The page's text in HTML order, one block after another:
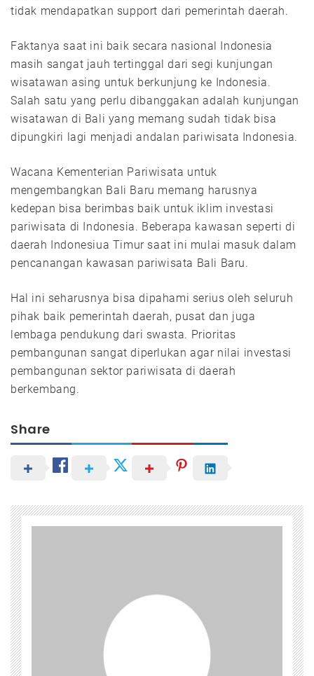
tidak mendapatkan support dari pemerintah daerah.
Faktanya saat ini baik secara nasional Indonesia
masih sangat jauh tertinggal dari segi kunjungan
wisatawan asing untuk berkunjung ke Indonesia.
Salah satu yang perlu dibanggakan adalah kunjungan
wisatawan di Bali yang memang sudah tidak bisa
dipungkiri lagi menjadi andalan pariwisata Indonesia.
Wacana Kementerian Pariwisata untuk
mengembangkan Bali Baru memang harusnya
kedepan bisa berimbas baik untuk iklim investasi
pariwisata di Indonesia. Beberapa kawasan seperti di
daerah Indonesiua Timur saat ini mulai masuk dalam
pencanangan kawasan pariwisata Bali Baru.
Hal ini seharusnya bisa dipahami serius oleh seluruh
pihak baik pemerintah daerah, pusat dan juga
lembaga pendukung dari swasta. Prioritas
pembangunan sangat diperlukan agar nilai investasi
pembangunan sektor pariwisata di daerah
berkembang.
Share